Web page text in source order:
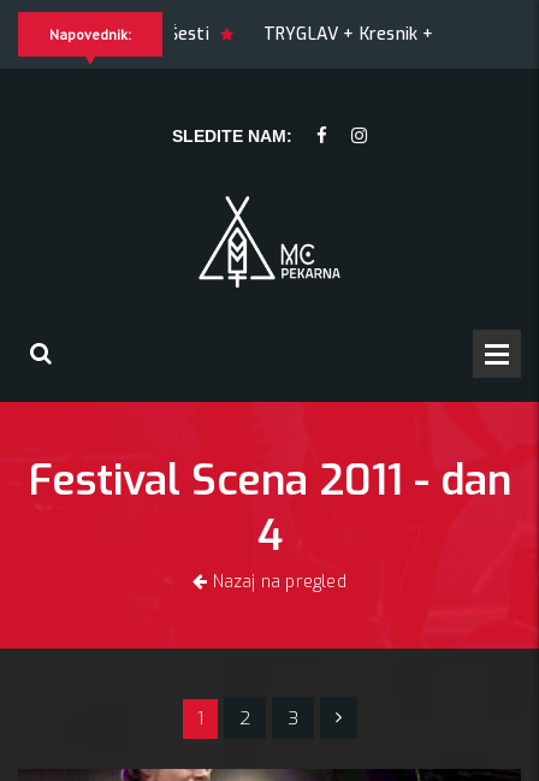
Napovednik:
+ Šesti TRYGLAV + Kresnik + Morywa
YAWNING
MAN (US), Hrmülja (HR), A Gram trip (HR)
SLEDITE NAM:
Festival Scena 2011 - dan
4
Nazaj na pregled
1 2 3